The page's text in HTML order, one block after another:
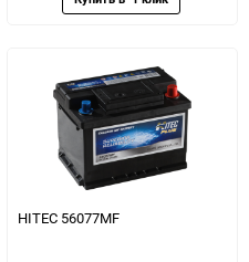
HITEC 56077MF